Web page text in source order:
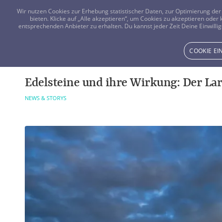
Edelsteine und ihre Wirkung: Der
NEWS & STORYS
Wir nutzen Cookies zur Erhebung statistischer Daten, zur Optimierung
bieten. Klicke auf „Alle akzeptieren“, um Cookies zu akzeptieren
entsprechenden Anbieter zu erhalten. Du kannst jeder Zeit Deine
COOKIE